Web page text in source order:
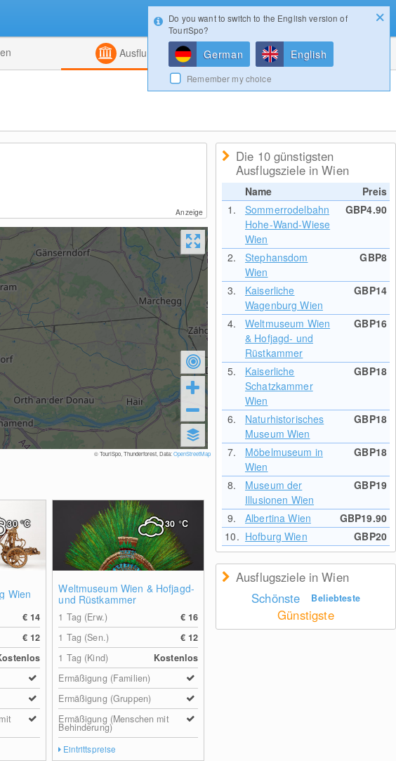
Kombiniert
Ausflugsziele Magazin
Anzeige
© TouriSpo, Thunderforest, Data:OpenStreetMap
Wien
30°C
€ 14
€ 12
Weltmuseum Wien & Hofjagd-
und Rüstkammer
30 °C
1 Tag (Erw.)
€ 16
1 Tag (Sen.)
€ 12
1 Tag (Kind)
Kostenlos
Ermäßigung (Familien)
Ermäßigung (Gruppen)
Ermäßigung (Menschen mit
Behinderung)
Eintrittspreise
Die 10 günstigsten
Ausflugsziele in Wien
Name
Preis
1.
Sommerrodelbahn
Hohe-Wand-Wiese
Wien
GBP4.90
2.
Stephansdom
Wien
GBP8
3.
Kaiserliche
Wagenburg Wien
GBP14
4.
Weltmuseum Wien
& Hofjagd- und
Rüstkammer
GBP16
5.
Kaiserliche
Schatzkammer
Wien
GBP18
6.
Naturhistorisches
Museum Wien
GBP18
7.
Möbelmuseum in
Wien
GBP18
8.
Museum der
Illusionen Wien
GBP19
9. Albertina Wien
GBP19.90
10. Hofburg Wien GBP20
Ausflugsziele in Wien
Schönste
Beliebteste
Günstigste
Login
Do you want to switch to the English version of
TouriSpo?
German English
Remember my choice
Konfigurator Gewinnspiele